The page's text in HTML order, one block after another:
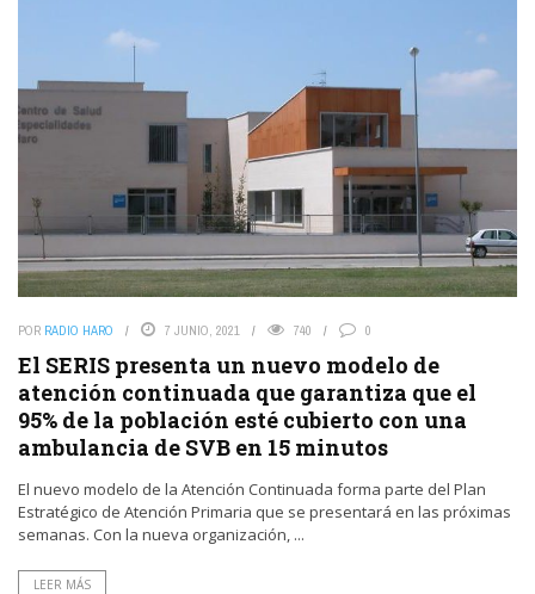
POR RADIO HARO 7 JUNIO, 2021 740 0
El SERIS presenta un nuevo modelo de
atención continuada que garantiza que el
95% de la población esté cubierto con una
ambulancia de SVB en 15 minutos
El nuevo modelo de la Atención Continuada forma parte del Plan
Estratégico de Atención Primaria que se presentará en las próximas
semanas. Con la nueva organización, ...
LEER MÁS